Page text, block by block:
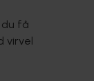
du få
virvel